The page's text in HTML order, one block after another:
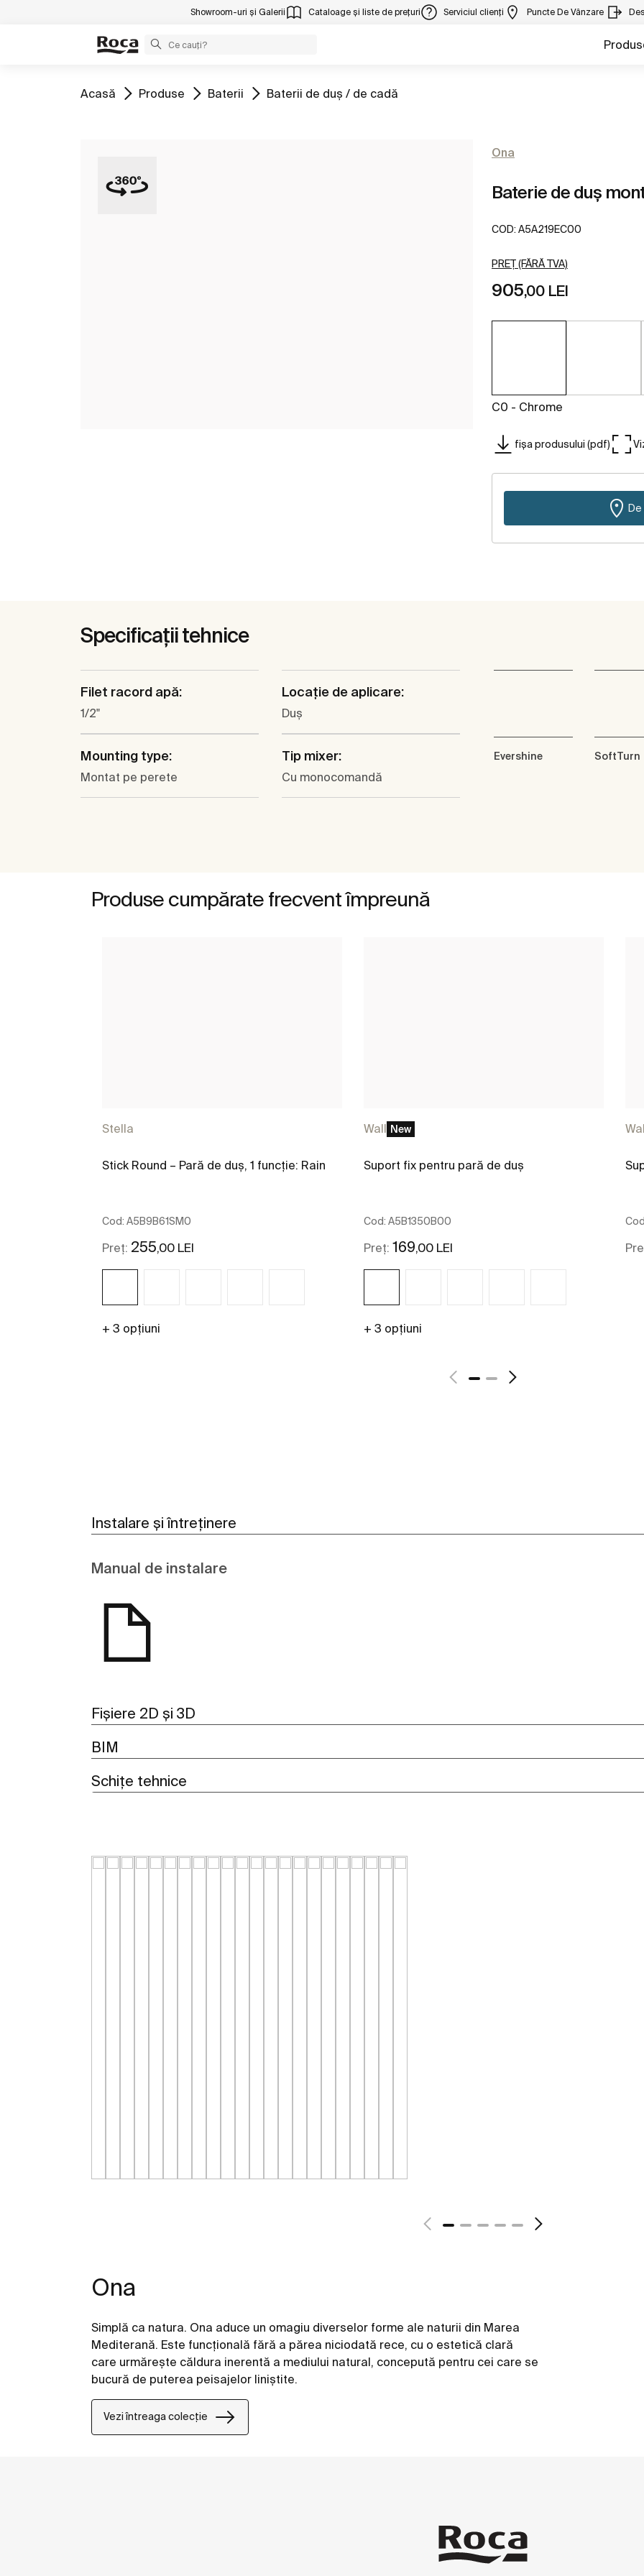
Showroom-uri și Galerii Cataloage și liste de prețuri Serviciul clienți Puncte De Vânzare
Mergeți la
Acasă Mergeți la
Produse Mergeți la
Baterii Mergeți la
Baterii de duş / de cadă
Ona
Baterie de duș
COD: A5A219EC00
PREȚ (FĂRĂ TVA)
905,00 LEI
C0 - Chrome
fișa produsului (pdf)
Specificații tehnice
Filet racord apă:
1/2"
Locaţie de aplicare:
Duş
Mounting type:
Montat pe perete
Tip mixer:
Cu monocomandă
Evershine SoftTurn
Produse cumpărate frecvent împreună
Stella
Stick Round – Pară de duș, 1 funcție: Rain
Cod: A5B9B61SM0
Preț: 255 ,00 LEI
+ 3 opțiuni
Wall New
Suport fix pentru pară de duș
Cod: A5B1350B00
Preț: 169 ,00 LEI
+ 3 opțiuni
Instalare și întreținere
Manual de instalare
Fișiere 2D și 3D
BIM
Schițe tehnice
Ona
Simplă ca natura. Ona aduce un omagiu diverselor forme ale naturii din Marea
Mediterană. Este funcțională fără a părea niciodată rece, cu o estetică clară
care urmărește căldura inerentă a mediului natural, concepută pentru cei care se
bucură de puterea peisajelor liniștite.
Vezi întreaga colecție